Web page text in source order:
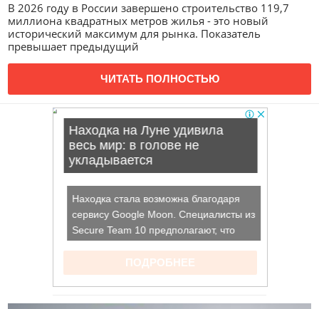
В 2026 году в России завершено строительство 119,7
миллиона квадратных метров жилья - это новый
исторический максимум для рынка. Показатель
превышает предыдущий
ЧИТАТЬ ПОЛНОСТЬЮ